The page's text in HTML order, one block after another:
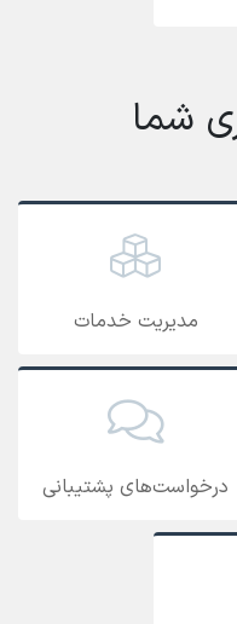
شما
مدیریت خدمات
درخواست‌های پشتیبانی